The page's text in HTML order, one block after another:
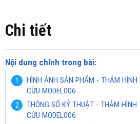
Chi tiết
Nội dung chính trong bài:
HÌNH ẢNH SẢN PHẨM - THẢM HÌNH
CỪU MODEL006
THÔNG SỐ KỶ THUẬT - THẢM HÌNH
CỪU MODEL006